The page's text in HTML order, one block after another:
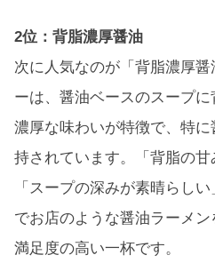
2位：背脂濃厚醤油
次に人気なのが「背脂濃厚
ーは、醤油ベースのスープ
濃厚な味わいが特徴で、特
持されています。「背脂の甘
「スープの深みが素晴らし
でお店のような醤油ラーメ
満足度の高い一杯です。